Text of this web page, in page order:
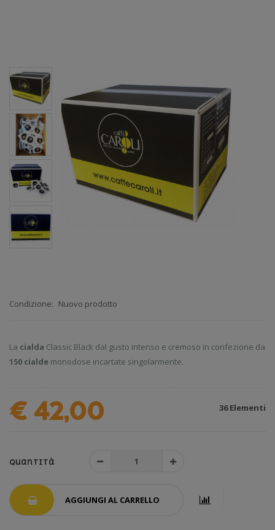
Condizione: Nuovo prodotto
La cialda Classic Black dal gusto intenso e cremoso in confezione da
150 cialde monodose incartate singolarmente.
36 Elementi
€ 42,00
Quantità
AGGIUNGI AL CARRELLO